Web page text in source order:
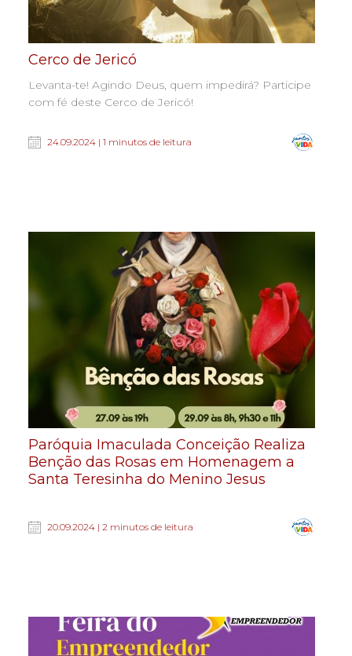
Cerco de Jericó
Levanta-te! Agindo Deus, quem impedirá? Participe
com fé deste Cerco de Jericó!
24.09.2024 | 1 minutos de leitura
Paróquia Imaculada Conceição Realiza
Benção das Rosas em Homenagem a
Santa Teresinha do Menino Jesus
20.09.2024 | 2 minutos de leitura